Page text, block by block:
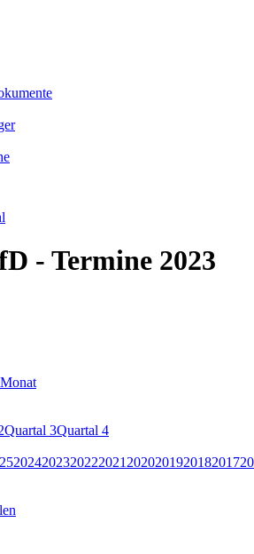
- Termine 2023
Monat
Quartal 3Quartal 4
2024202320222021 2020201920182017